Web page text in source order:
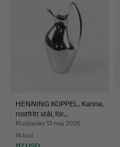
HENNING KOPPEL. Kanna,
rostfritt stål, för…
Klubbades 13 maj 2026
14 bud